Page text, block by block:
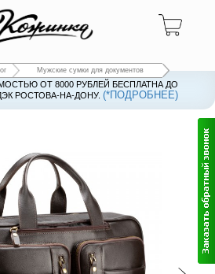
Мужские сумки для документов
ОТ 8000 РУБЛЕЙ БЕСПЛАТНА ДО
РОСТОВА-НА-ДОНУ.(*ПОДРОБНЕЕ)